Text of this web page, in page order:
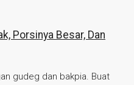
Porsinya Besar, Dan
gudeg dan bakpia. Buat